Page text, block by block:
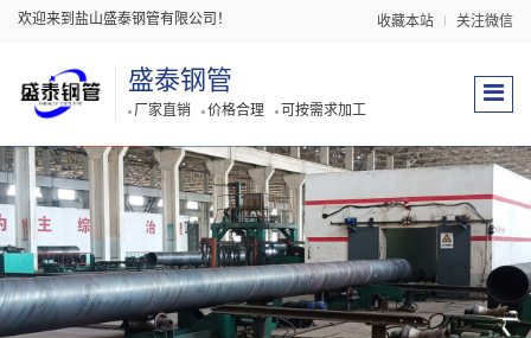
欢迎来到盐山盛泰钢管有限公司！ 收藏本站 关注微信
盛泰钢管
厂家直销 价格合理 可按需求加工